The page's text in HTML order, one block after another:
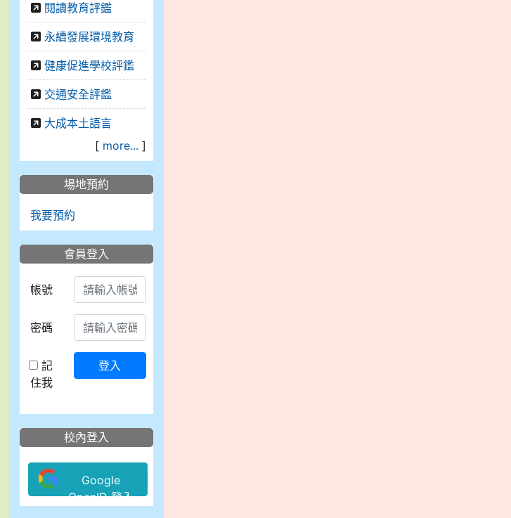
閱讀教育評鑑
永續發展環境教育
健康促進學校評鑑
交通安全評鑑
大成本土語言
[ more... ]
場地預約
我要預約
會員登入
帳號
密碼
記
住我
登入
校內登入
Google
OpenID 登入